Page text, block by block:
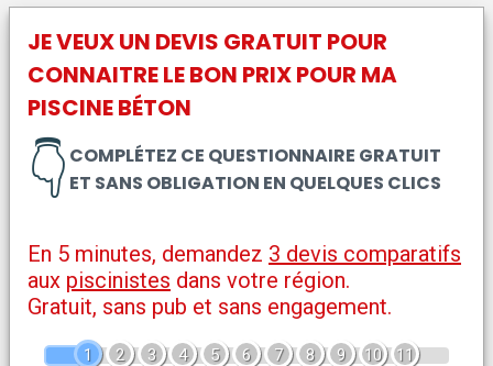
JE VEUX UN DEVIS GRATUIT POUR
CONNAITRE LE BON PRIX POUR MA
PISCINE BÉTON
COMPLÉTEZ CE QUESTIONNAIRE GRATUIT
ET SANS OBLIGATION EN QUELQUES CLICS
👇
En 5 minutes, demandez 3 devis comparatifs
aux piscinistes dans votre région.
Gratuit, sans pub et sans engagement.
1 2 3 4 5 6 7 8 9 10 11